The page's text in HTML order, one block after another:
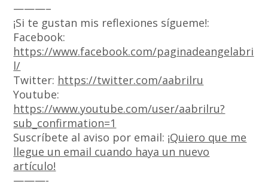
———–
¡Si te gustan mis reflexiones sígueme!:
Facebook:
https://www.facebook.com/paginadeangelabri
l/
Twitter: https://twitter.com/aabrilru
Youtube:
https://www.youtube.com/user/aabrilru?
sub_confirmation=1
Suscríbete al aviso por email: ¡Quiero que me
llegue un email cuando haya un nuevo
artículo!
———-